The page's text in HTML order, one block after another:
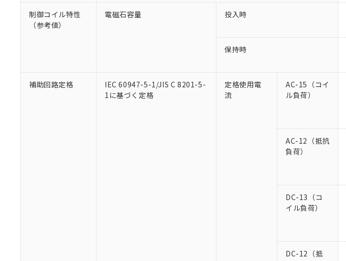
制御コイル特性
（参考値）
電磁石容量 投入時
保持時
補助回路定格
IEC 60947-5-1/JIS C 8201-5-
1に基づく定格
定格使用電
流
AC-15（コイ
ル負荷）
AC-12（抵抗
負荷）
DC-13（コ
イル負荷）
DC-12（抵